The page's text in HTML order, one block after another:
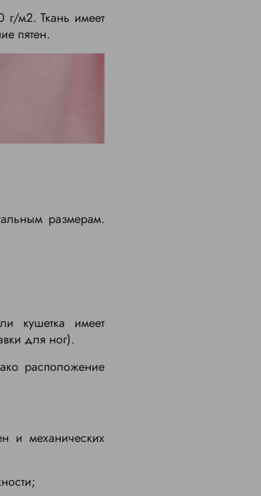
г/м2. Ткань имеет
пятен.
размерам.
кушетка имеет
для ног).
расположение
и механических